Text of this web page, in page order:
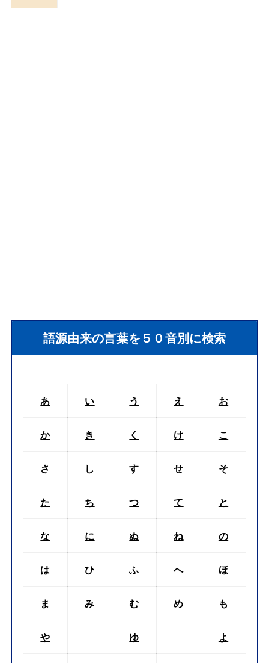
語源由来の言葉を５０音別に検索
あ い う え お
か き く け こ
さ し す せ そ
た ち つ て と
な に ぬ ね の
は ひ ふ へ ほ
ま み む め も
や ゆ よ